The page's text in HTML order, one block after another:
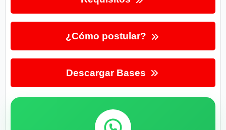
¿Cómo postular?
Descargar Bases